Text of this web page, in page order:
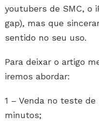
youtubers de SMC, o
gap), mas que
sentido no seu uso.
Para deixar o artigo
iremos abordar:
1 – Venda no teste
minutos;